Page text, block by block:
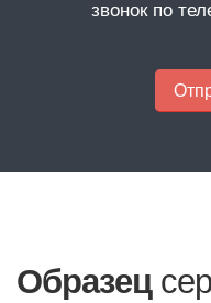
звонок по
Образец